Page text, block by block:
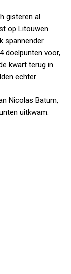
gisteren al
op Litouwen
spannender.
doelpunten voor,
kwart terug in
echter
Nicolas Batum,
uitkwam.